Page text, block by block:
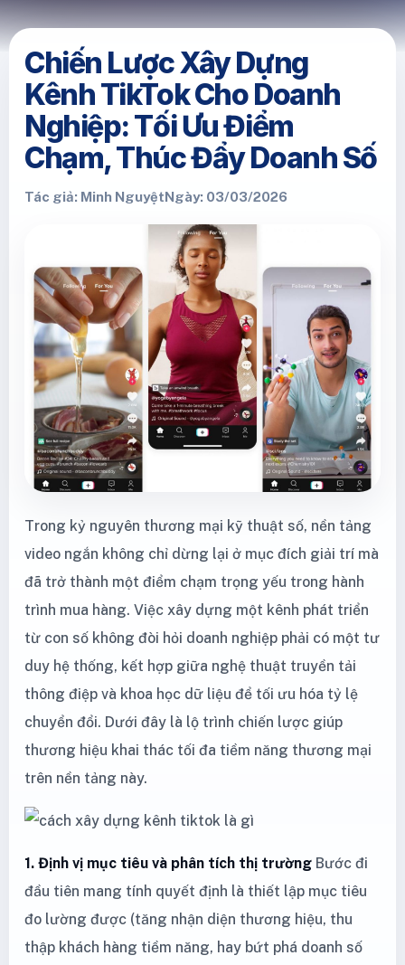
Chiến Lược Xây Dựng
Kênh TikTok Cho Doanh
Nghiệp: Tối Ưu Điểm
Chạm, Thúc Đẩy Doanh Số
Tác giả: Minh NguyệtNgày: 03/03/2026
Trong kỷ nguyên thương mại kỹ thuật số, nền tảng
video ngắn không chỉ dừng lại ở mục đích giải trí mà
đã trở thành một điểm chạm trọng yếu trong hành
trình mua hàng. Việc xây dựng một kênh phát triển
từ con số không đòi hỏi doanh nghiệp phải có một tư
duy hệ thống, kết hợp giữa nghệ thuật truyền tải
thông điệp và khoa học dữ liệu để tối ưu hóa tỷ lệ
chuyển đổi. Dưới đây là lộ trình chiến lược giúp
thương hiệu khai thác tối đa tiềm năng thương mại
trên nền tảng này.
1. Định vị mục tiêu và phân tích thị trường Bước đi
đầu tiên mang tính quyết định là thiết lập mục tiêu
đo lường được (tăng nhận diện thương hiệu, thu
thập khách hàng tiềm năng, hay bứt phá doanh số